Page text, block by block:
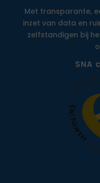
Met transparante,
inzet van data en
zelfstandigen bij
SNA